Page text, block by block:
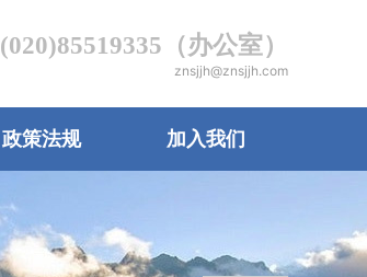
(020)85519335（办公室）
znsjjh@znsjjh.com
政策法规 加入我们